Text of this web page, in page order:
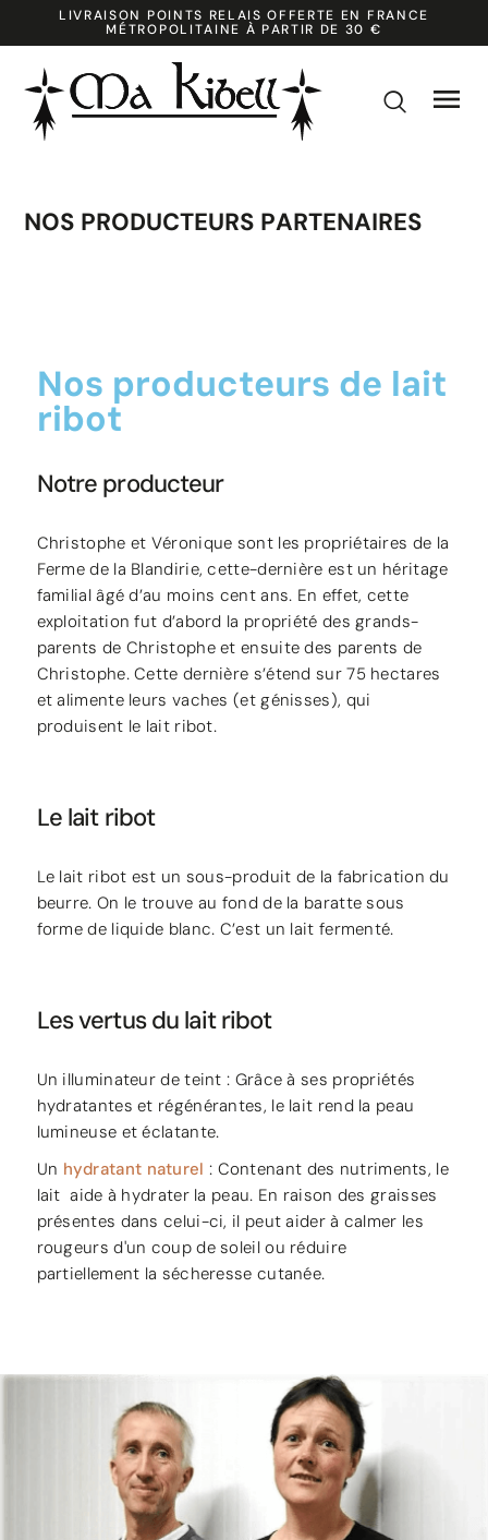
LIVRAISON POINTS RELAIS OFFERTE EN FRANCE
MÉTROPOLITAINE À PARTIR DE 30 €

k
NOS PRODUCTEURS PARTENAIRES
Nos producteurs de lait
ribot
Notre producteur
Christophe et Véronique sont les propriétaires de la
Ferme de la Blandirie, cette-dernière est un héritage
familial âgé d’au moins cent ans. En effet, cette
exploitation fut d’abord la propriété des grands-
parents de Christophe et ensuite des parents de
Christophe. Cette dernière s’étend sur 75 hectares
et alimente leurs vaches (et génisses), qui
produisent le lait ribot.
Le lait ribot
Le lait ribot est un sous-produit de la fabrication du
beurre. On le trouve au fond de la baratte sous
forme de liquide blanc. C’est un lait fermenté.
Les vertus du lait ribot
Un illuminateur de teint : Grâce à ses propriétés
hydratantes et régénérantes, le lait rend la peau
lumineuse et éclatante.
Un hydratant naturel : Contenant des nutriments, le
lait aide à hydrater la peau. En raison des graisses
présentes dans celui-ci, il peut aider à calmer les
rougeurs d'un coup de soleil ou réduire
partiellement la sécheresse cutanée.